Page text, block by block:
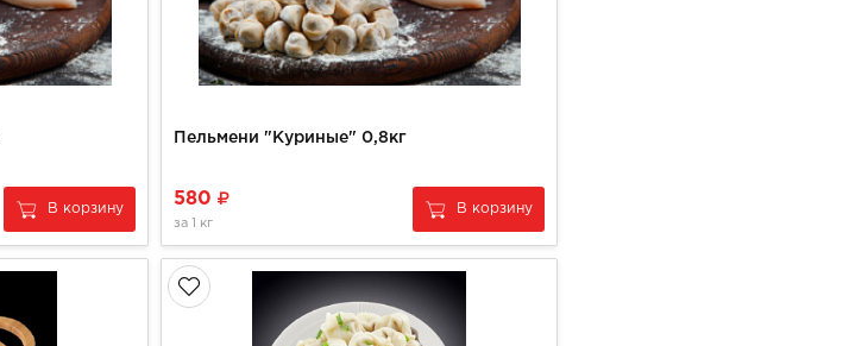
В корзину
Пельмени "Куриные" 0,8кг
580
за 1 кг
В корзину